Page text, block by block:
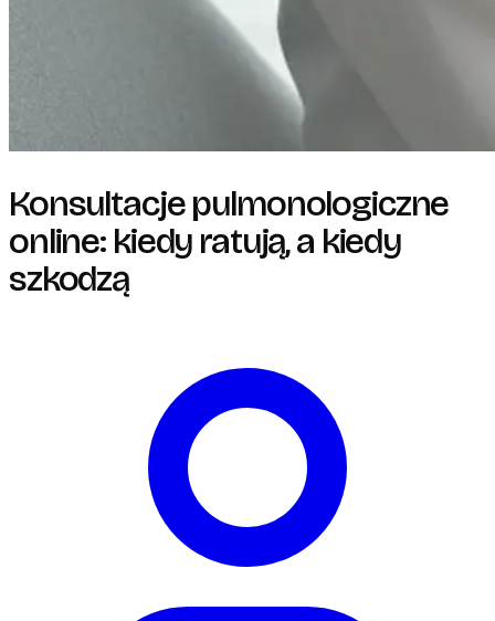
Konsultacje pulmonologiczne
online: kiedy ratują, a kiedy
szkodzą